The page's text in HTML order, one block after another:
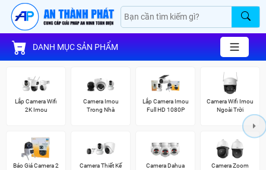
DANH MỤC SẢN PHẨM
Lắp Camera Wifi
2K Imou
Camera Imou
Trong Nhà
Lắp Camera Imou
Full HD 1080P
Camera Wifi Imou
Ngoài Trời
Báo Giá Camera 2
Camera Thiết Kế
Camera Dahua
Camera Zoom